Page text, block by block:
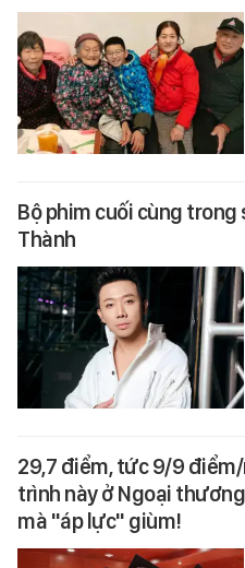
Bộ phim cuối cùng trong
Thành
29,7 điểm, tức 9/9
trình này ở Ngoại
mà "áp lực" giùm!